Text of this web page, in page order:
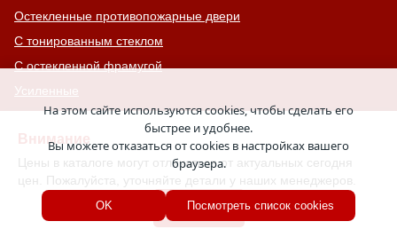
Внимание
Цены в каталоге могут отличаться от актуальных сегодня
цен. Пожалуйста, уточняйте детали у наших менеджеров.
Хорошо
Остекленные противопожарные двери
С тонированным стеклом
С остекленной фрамугой
Усиленные
С большим стеклом
С широкими наличниками
Серые двери
С увеличенной и толстой коробкой
Двери с выдавленным рисунком
На этом сайте используются cookies, чтобы сделать его
быстрее и удобнее.
Вы можете отказаться от cookies в настройках вашего
браузера.
OK Посмотреть список cookies